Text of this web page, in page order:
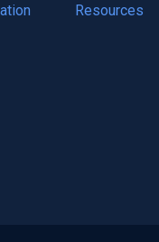
a
in
Resources
(opens